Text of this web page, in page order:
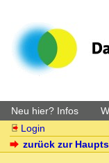
Neu hier? Infos
Login
zurück zur